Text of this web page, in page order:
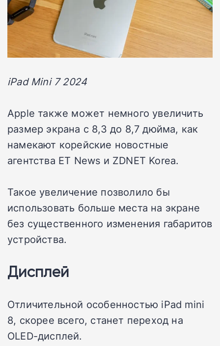
iPad Mini 7 2024
Apple также может немного увеличить
размер экрана с 8,3 до 8,7 дюйма, как
намекают корейские новостные
агентства ET News и ZDNET Korea.
Такое увеличение позволило бы
использовать больше места на экране
без существенного изменения габаритов
устройства.
Дисплей
Отличительной особенностью iPad mini
8, скорее всего, станет переход на
OLED-дисплей.